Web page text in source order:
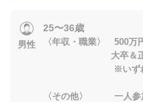
男性
25〜36歳
〈年収・職業〉 500万
大卒＆正
※いずれかに
〈その他〉 一人参